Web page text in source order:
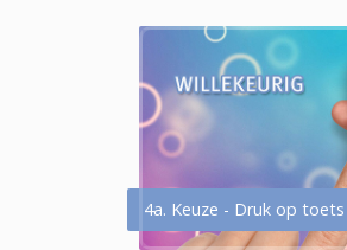
4a. Keuze - Druk op